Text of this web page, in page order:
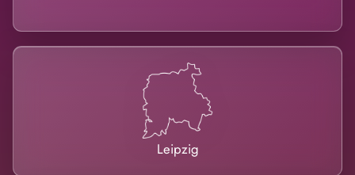
Leipzig